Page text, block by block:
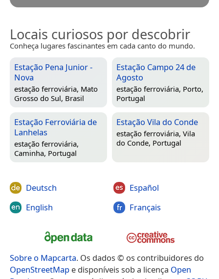
Locais curiosos por descobrir
Conheça lugares fascinantes em cada canto do mundo.
Estação Pena Junior -
Nova
estação ferroviária, Mato
Grosso do Sul, Brasil
Estação Campo 24 de
Agosto
estação ferroviária, Porto,
Portugal
Estação Ferroviária de
Lanhelas
estação ferroviária,
Caminha, Portugal
Estação Vila do Conde
estação ferroviária, Vila
do Conde, Portugal
Deutsch
English
Español
Français
Sobre o Mapcarta. Os dados © os contribuidores do
OpenStreetMap e disponíveis sob a licença Open